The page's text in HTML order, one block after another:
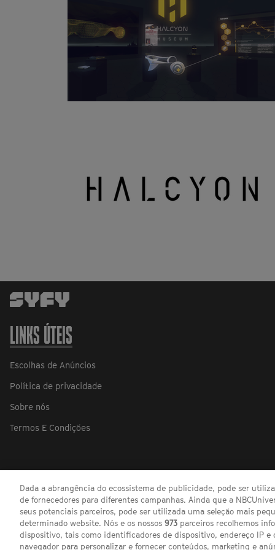
LINKS ÚTEIS
Escolhas de Anúncios
Política de privacidade
Sobre nós
Termos E Condições
Dada a abrangência do ecossistema de publicidade, pode ser
de fornecedores para diferentes campanhas. Ainda que a
seus potenciais parceiros, pode ser utilizada uma seleção mais
determinado website. Nós e os nossos 973 parceiros recolhemos
dispositivo, tais como identificadores de dispositivo, endereço IP e
navegador para personalizar e fornecer conteúdos, marketing e